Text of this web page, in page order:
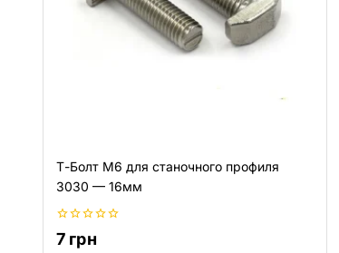
Т-Болт М6 для станочного профиля
3030 — 16мм
0
из
7 грн